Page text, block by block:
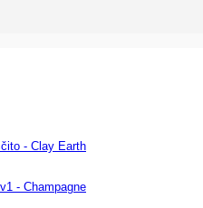
- Clay Earth
- Champagne